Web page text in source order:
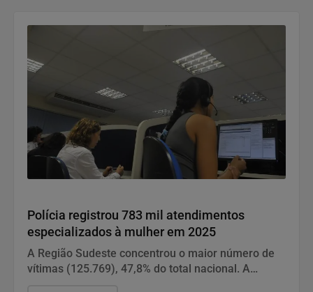
Polícia registrou 783 mil atendimentos
especializados à mulher em 2025
A Região Sudeste concentrou o maior número de
vítimas (125.769), 47,8% do total nacional. A